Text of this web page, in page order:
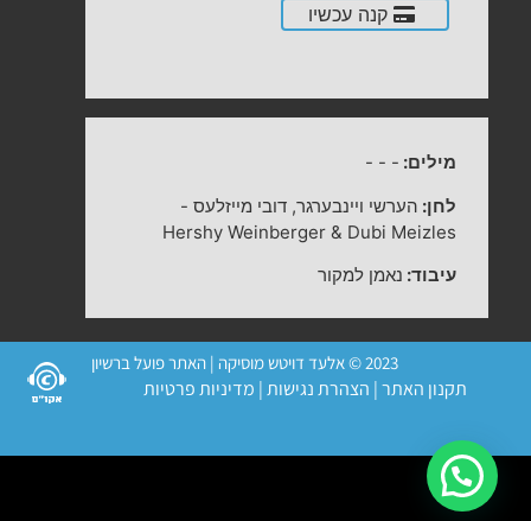
קנה עכשיו
מילים: -
-
-
לחן: הערשי ויינבערגר, דובי מייזלעס -
Hershy Weinberger & Dubi Meizles
עיבוד: נאמן למקור
2023 © אלעד דויטש מוסיקה | האתר פועל ברשיון
תקנון האתר| הצהרת נגישות| מדיניות פרטיות